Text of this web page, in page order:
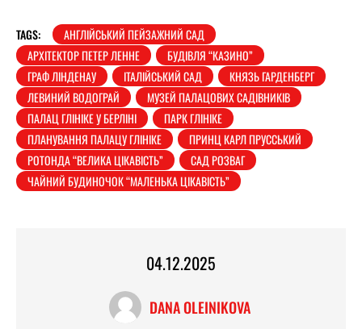
TAGS:
АНГЛІЙСЬКИЙ ПЕЙЗАЖНИЙ САД
АРХІТЕКТОР ПЕТЕР ЛЕННЕ
БУДІВЛЯ “КАЗИНО”
ГРАФ ЛІНДЕНАУ
ІТАЛІЙСЬКИЙ САД
КНЯЗЬ ГАРДЕНБЕРГ
ЛЕВИНИЙ ВОДОГРАЙ
МУЗЕЙ ПАЛАЦОВИХ САДІВНИКІВ
ПАЛАЦ ГЛІНІКЕ У БЕРЛІНІ
ПАРК ГЛІНІКЕ
ПЛАНУВАННЯ ПАЛАЦУ ГЛІНІКЕ
ПРИНЦ КАРЛ ПРУССЬКИЙ
РОТОНДА “ВЕЛИКА ЦІКАВІСТЬ”
САД РОЗВАГ
ЧАЙНИЙ БУДИНОЧОК “МАЛЕНЬКА ЦІКАВІСТЬ”
04.12.2025
DANA OLEINIKOVA